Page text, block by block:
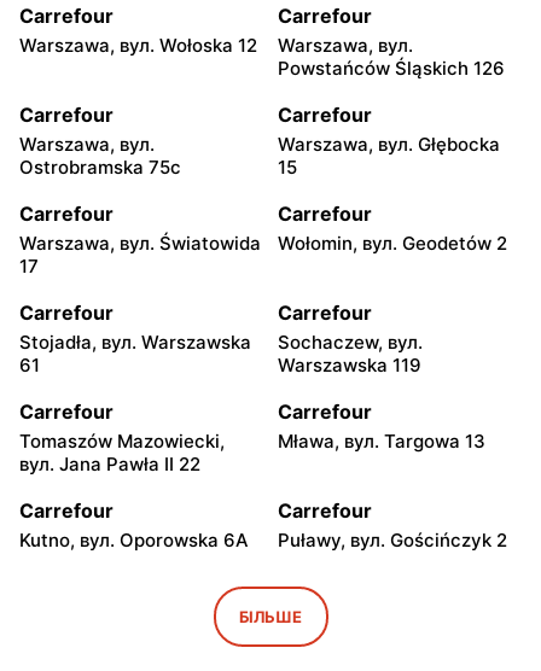
Carrefour
Warszawa, вул. Wołoska 12
Carrefour
Warszawa, вул.
Powstańców Śląskich 126
Carrefour
Warszawa, вул.
Ostrobramska 75c
Carrefour
Warszawa, вул. Głębocka
15
Carrefour
Warszawa, вул. Światowida
17
Carrefour
Wołomin, вул. Geodetów 2
Carrefour
Stojadła, вул. Warszawska
61
Carrefour
Sochaczew, вул.
Warszawska 119
Carrefour
Tomaszów Mazowiecki,
вул. Jana Pawła II 22
Carrefour
Mława, вул. Targowa 13
Carrefour
Kutno, вул. Oporowska 6A
Carrefour
Puławy, вул. Gościńczyk 2
Przybyszewskiego 176/178
Carrefour
Łódź, вул. Kolumny 6/36
БІЛЬШЕ